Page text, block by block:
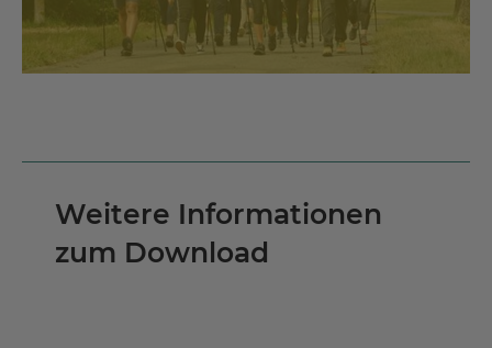
Weitere Informationen
zum Download